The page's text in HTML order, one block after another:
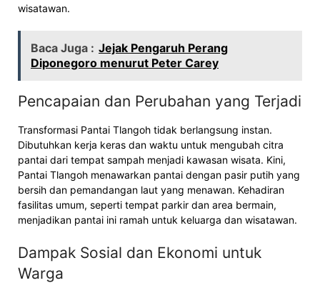
wisatawan.
Baca Juga : Jejak Pengaruh Perang
Diponegoro menurut Peter Carey
Pencapaian dan Perubahan yang Terjadi
Transformasi Pantai Tlangoh tidak berlangsung instan.
Dibutuhkan kerja keras dan waktu untuk mengubah citra
pantai dari tempat sampah menjadi kawasan wisata. Kini,
Pantai Tlangoh menawarkan pantai dengan pasir putih yang
bersih dan pemandangan laut yang menawan. Kehadiran
fasilitas umum, seperti tempat parkir dan area bermain,
menjadikan pantai ini ramah untuk keluarga dan wisatawan.
Dampak Sosial dan Ekonomi untuk
Warga